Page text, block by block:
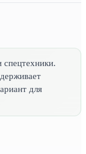
спецтехники.
для